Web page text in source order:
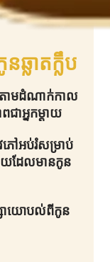
លាតក្លឹប​
តាមដំណាក់កាល
ាអ្នកម្តាយ​
ៅអប់រំសម្រាប់
ាយដែលមានកូន
សាយោបល់ពីកូន